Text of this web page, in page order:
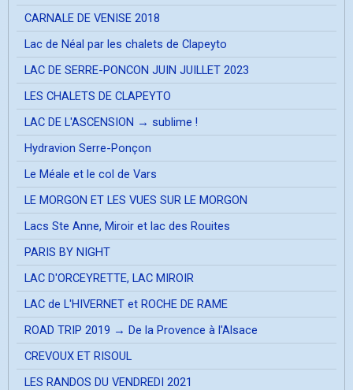
CARNALE DE VENISE 2018
Lac de Néal par les chalets de Clapeyto
LAC DE SERRE-PONCON JUIN JUILLET 2023
LES CHALETS DE CLAPEYTO
LAC DE L'ASCENSION → sublime !
Hydravion Serre-Ponçon
Le Méale et le col de Vars
LE MORGON ET LES VUES SUR LE MORGON
Lacs Ste Anne, Miroir et lac des Rouites
PARIS BY NIGHT
LAC D'ORCEYRETTE, LAC MIROIR
LAC de L'HIVERNET et ROCHE DE RAME
ROAD TRIP 2019 → De la Provence à l'Alsace
CREVOUX ET RISOUL
LES RANDOS DU VENDREDI 2021